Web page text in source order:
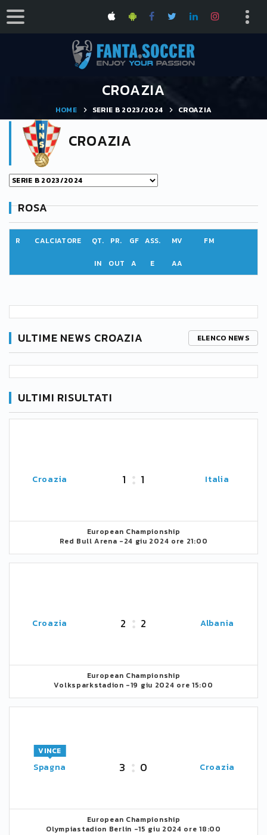
CROAZIA
HOME SERIE B 2023/2024 CROAZIA
CROAZIA
ROSA
R CALCIATORE QT. PR. GF ASS. MV FM
IN OUT A E AA
ULTIME NEWS CROAZIA ELENCO NEWS
ULTIMI RISULTATI
Croazia 1 1 Italia
European Championship
Red Bull Arena -24 giu 2024 ore 21:00
Croazia 2 2 Albania
European Championship
Volksparkstadion -19 giu 2024 ore 15:00
Spagna
VINCE
3 0 Croazia
European Championship
Olympiastadion Berlin -15 giu 2024 ore 18:00